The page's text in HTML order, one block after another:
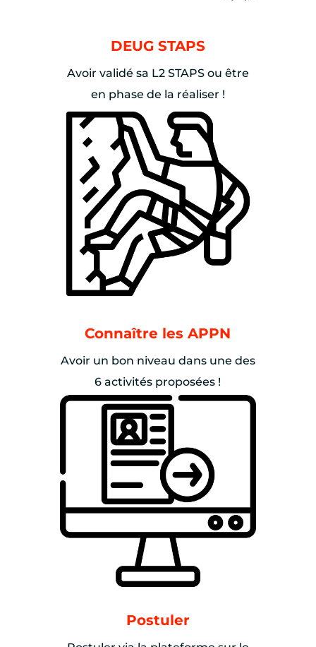
DEUG STAPS
Avoir validé sa L2 STAPS ou être
en phase de la réaliser !
Connaître les APPN
Avoir un bon niveau dans une des
6 activités proposées !
Postuler